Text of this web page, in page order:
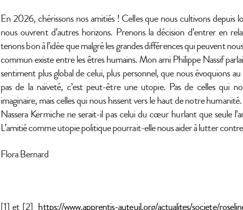
En 2026, chérissons nos amitiés ! Celles que nous cultivons depuis
nous ouvrent d’autres horizons. Prenons la décision d’entrer en
tenons bon à l’idée que malgré les grandes différences qui peuvent
commun existe entre les êtres humains. Mon ami Philippe Nassif
sentiment plus global de celui, plus personnel, que nous évoquions
pas de la naïveté, c’est peut-être une utopie. Pas de celles qui
imaginaire, mais celles qui nous hissent vers le haut de notre
Nassera Kermiche ne serait-il pas celui du cœur hurlant que seule
L’amitié comme utopie politique pourrait-elle nous aider à lutter
Flora Bernard
[1] et [2] https://www.apprentis-auteuil.org/actualites/societe/